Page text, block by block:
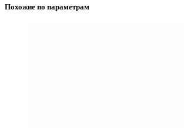
Похожие по параметрам